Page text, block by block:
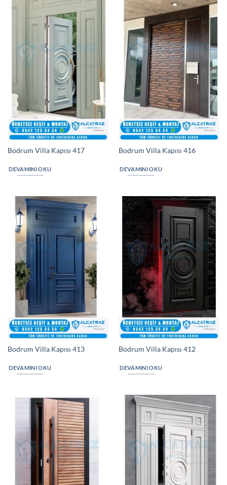
Bodrum Villa Kapısı 417
DEVAMINI OKU
Bodrum Villa Kapısı 416
DEVAMINI OKU
Bodrum Villa Kapısı 413
DEVAMINI OKU
Bodrum Villa Kapısı 412
DEVAMINI OKU